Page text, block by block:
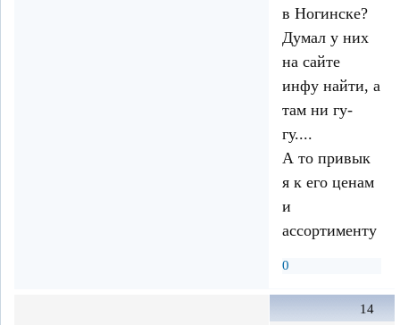
в Ногинске?
Думал у них
на сайте
инфу найти, а
там ни гу-
гу....
А то привык
я к его ценам
и
ассортименту
0
14